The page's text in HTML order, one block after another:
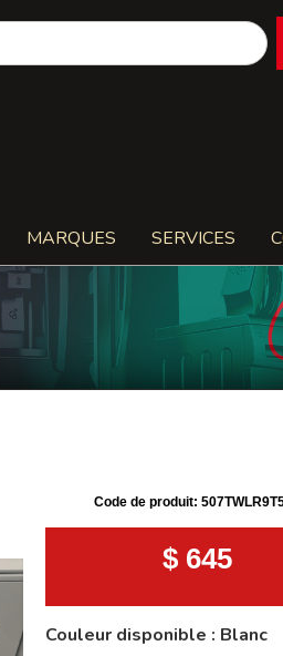
MARQUES SERVICES
Code de produit:
$ 645
Couleur disponible : Blanc